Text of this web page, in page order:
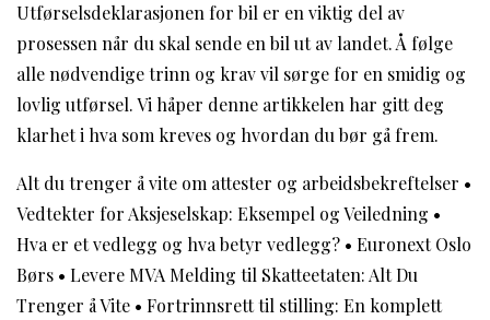
Utførselsdeklarasjonen for bil er en viktig del av
prosessen når du skal sende en bil ut av landet. Å følge
alle nødvendige trinn og krav vil sørge for en smidig og
lovlig utførsel. Vi håper denne artikkelen har gitt deg
klarhet i hva som kreves og hvordan du bør gå frem.
Alt du trenger å vite om attester og arbeidsbekreftelser •
Vedtekter for Aksjeselskap: Eksempel og Veiledning •
Hva er et vedlegg og hva betyr vedlegg? • Euronext Oslo
Børs • Levere MVA Melding til Skatteetaten: Alt Du
Trenger å Vite • Fortrinnsrett til stilling: En komplett